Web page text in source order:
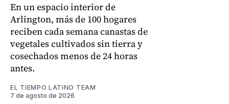
En un espacio interior de
Arlington, más de 100 hogares
reciben cada semana canastas de
vegetales cultivados sin tierra y
cosechados menos de 24 horas
antes.
EL TIEMPO LATINO TEAM
7 de agosto de 2026